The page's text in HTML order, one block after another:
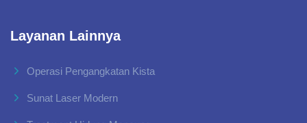
Layanan Lainnya
Operasi Pengangkatan Kista
Sunat Laser Modern